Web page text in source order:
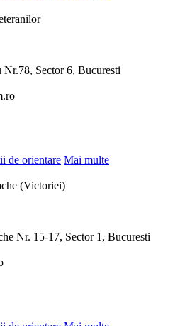
Sector 6, Bucuresti
de orientare Mai multe
(Victoriei)
Nr. 15-17, Sector 1, Bucuresti